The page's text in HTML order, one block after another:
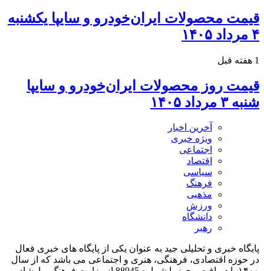
قیمت محصولات ایران‌خودرو و سایپا یکشنبه
۴ مرداد ۱۴۰۵
1 هفته قبل
قیمت روز محصولات ایران‌خودرو و سایپا
شنبه ۳ مرداد ۱۴۰۵
آخرین اخبار
ویژه خبری
اجتماعی
اقتصاد
سیاسی
فرهنگ
مذهبی
ورزش
دانشگاه
رهبر
پایگاه خبری و تحلیلی جید به عنوان یکی از پایگاه های خبری فعال
در حوزه اقتصادی، فرهنگی، هنری و اجتماعی می باشد که از سال